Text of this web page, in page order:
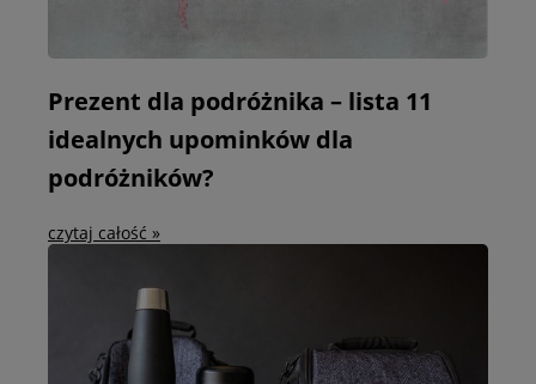
Prezent dla podróżnika – lista 11
idealnych upominków dla
podróżników?
czytaj całość »